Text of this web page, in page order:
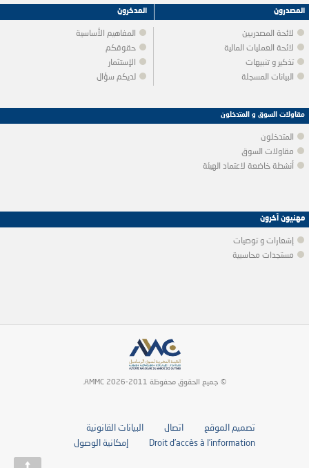
المدخرون
المفاهيم الأساسية
حقوقكم
الإستثمار
لديكم سؤال
المصدرون
لائحة المصدريين
لائحة العمليات المالية
تذكير و تنبيهات
البيانات المسجلة
مقاولات السوق و المتدخلون
المتدخلون
مقاولات السوق
أنشطة خاضعة لاعتماد الهيئة
مهنيون آخرون
إشعارات و توصيات
مستجدات محاسبية
© جميع الحقوق محفوظة 2011-2026 AMMC.
تصميم الموقع اتصال
البيانات القانونية
Droit d’accès à l’information
إمكانية الوصول